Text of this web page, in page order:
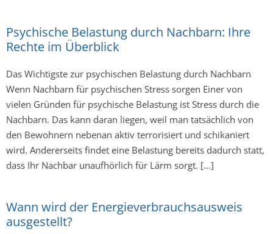
Psychische Belastung durch Nachbarn: Ihre
Rechte im Überblick
Das Wichtigste zur psychischen Belastung durch Nachbarn
Wenn Nachbarn für psychischen Stress sorgen Einer von
vielen Gründen für psychische Belastung ist Stress durch die
Nachbarn. Das kann daran liegen, weil man tatsächlich von
den Bewohnern nebenan aktiv terrorisiert und schikaniert
wird. Andererseits findet eine Belastung bereits dadurch statt,
dass Ihr Nachbar unaufhörlich für Lärm sorgt. […]
Wann wird der Energieverbrauchsausweis
ausgestellt?